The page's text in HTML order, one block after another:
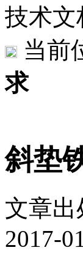
技术文
当前
求
斜垫
文章出
2017-